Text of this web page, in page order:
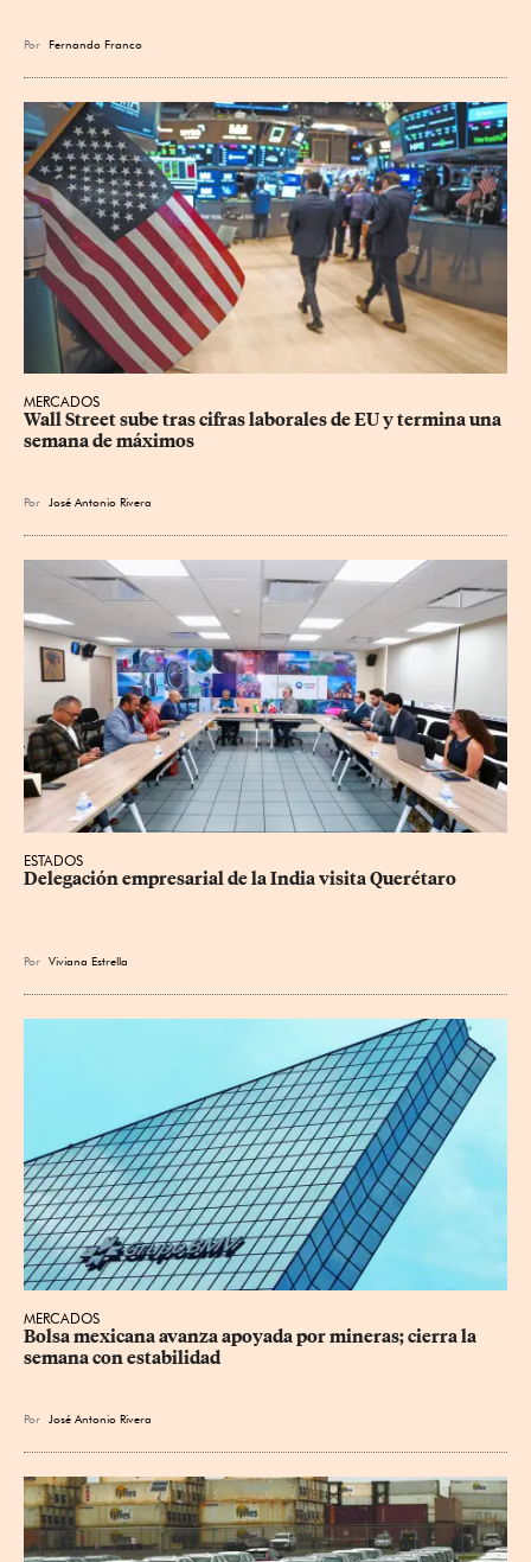
Por Fernando Franco
MERCADOS
Wall Street sube tras cifras laborales de EU y termina una
semana de máximos
Por José Antonio Rivera
ESTADOS
Delegación empresarial de la India visita Querétaro
Por Viviana Estrella
MERCADOS
Bolsa mexicana avanza apoyada por mineras; cierra la
semana con estabilidad
Por José Antonio Rivera